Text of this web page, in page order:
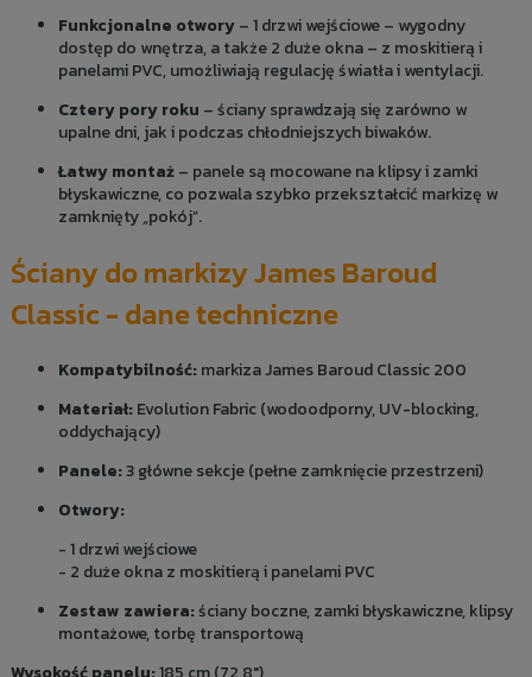
Funkcjonalne otwory– 1 drzwi wejściowe – wygodny
dostęp do wnętrza, a także 2 duże okna – z moskitierą i
panelami PVC, umożliwiają regulację światła i wentylacji.
Cztery pory roku – ściany sprawdzają się zarówno w
upalne dni, jak i podczas chłodniejszych biwaków.
Łatwy montaż– panele są mocowane na klipsy i zamki
błyskawiczne, co pozwala szybko przekształcić markizę w
zamknięty „pokój”.
Ściany do markizy James Baroud
Classic - dane techniczne
Kompatybilność:markiza James Baroud Classic 200
Materiał:Evolution Fabric (wodoodporny, UV-blocking,
oddychający)
Panele:3 główne sekcje (pełne zamknięcie przestrzeni)
Otwory:
- 1 drzwi wejściowe
- 2 duże okna z moskitierą i panelami PVC
Zestaw zawiera:ściany boczne, zamki błyskawiczne, klipsy
montażowe, torbę transportową